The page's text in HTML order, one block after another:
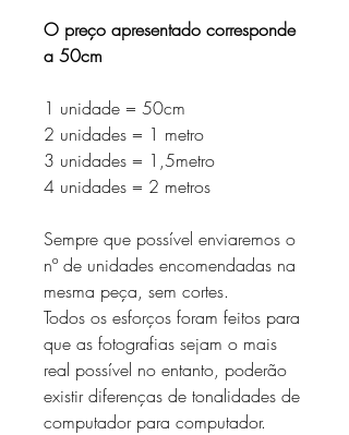
O preço apresentado corresponde
a 50cm
1 unidade = 50cm
2 unidades = 1 metro
3 unidades = 1,5metro
4 unidades = 2 metros
Sempre que possível enviaremos o
nº de unidades encomendadas na
mesma peça, sem cortes.
Todos os esforços foram feitos para
que as fotografias sejam o mais
real possível no entanto, poderão
existir diferenças de tonalidades de
computador para computador.